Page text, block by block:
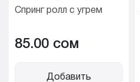
Спринг ролл с угрем
85.00 cом
Добавить